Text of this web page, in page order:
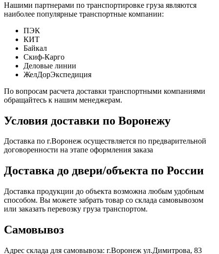
Нашими партнерами по транспортировке груза являются
наиболее популярные транспортные компании:
ПЭК
КИТ
Байкал
Скиф-Карго
Деловые линии
ЖелДорЭкспедиция
По вопросам расчета доставки транспортными компаниями
обращайтесь к нашим менеджерам.
Условия доставки по Воронежу
Доставка по г.Воронеж осуществляется по предварительной
договоренности на этапе оформления заказа
Доставка до двери/объекта по России
Доставка продукции до объекта возможна любым удобным
способом. Вы можете забрать товар со склада самовывозом
или заказать перевозку груза транспортом.
Самовывоз
Адрес склада для самовывоза: г.Воронеж ул.Димитрова, 83